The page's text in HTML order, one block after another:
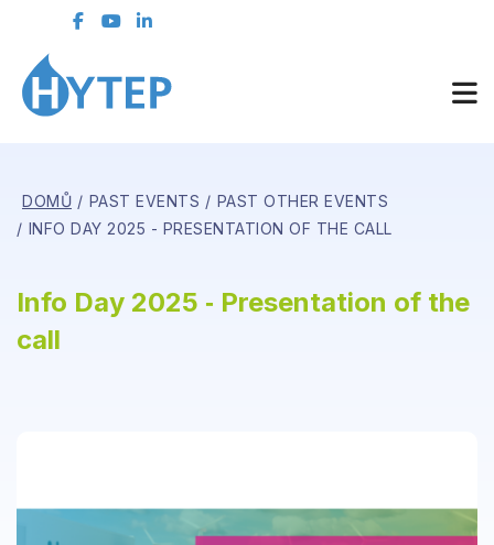
DOMŮ PAST EVENTS
PAST OTHER EVENTS
INFO DAY 2025 - PRESENTATION OF THE CALL
Info Day 2025 ‑ Presentation of the
call